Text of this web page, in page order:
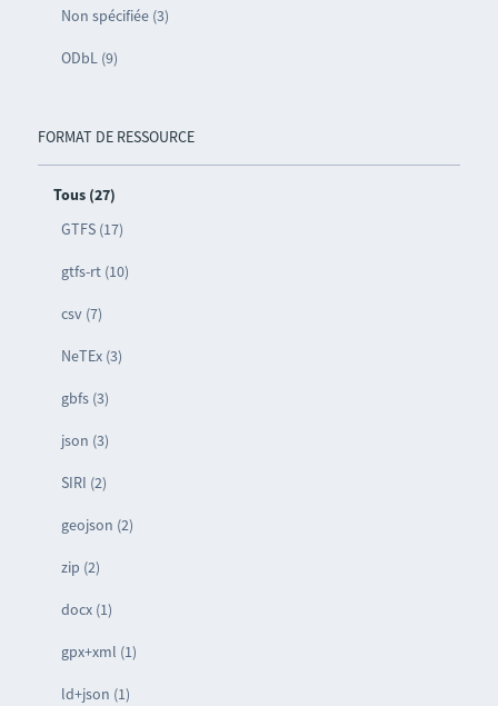
Non spécifiée (3)
ODbL (9)
FORMAT DE RESSOURCE
Tous (27)
GTFS (17)
gtfs-rt (10)
csv (7)
NeTEx (3)
gbfs (3)
json (3)
SIRI (2)
geojson (2)
zip (2)
docx (1)
gpx+xml (1)
ld+json (1)